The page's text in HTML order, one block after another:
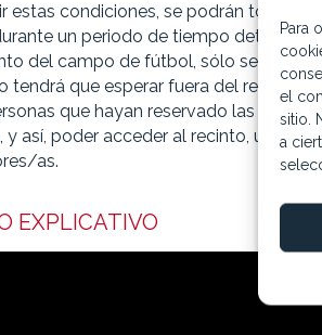
Para
el
sitio.
a
estas condiciones, se podrán tomar
un periodo de tiempo
del campo de fútbol, sólo se podrá
tendrá que esperar fuera del recinto
que hayan reservado las
y así, poder acceder al recinto, una
as.
EXPLICATIVO